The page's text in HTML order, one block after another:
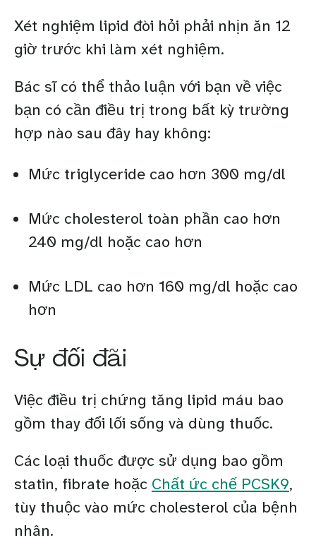
Xét nghiệm lipid đòi hỏi phải nhịn ăn 12
giờ trước khi làm xét nghiệm.
Bác sĩ có thể thảo luận với bạn về việc
bạn có cần điều trị trong bất kỳ trường
hợp nào sau đây hay không:
Mức triglyceride cao hơn 300 mg/dl
Mức cholesterol toàn phần cao hơn
240 mg/dl hoặc cao hơn
Mức LDL cao hơn 160 mg/dl hoặc cao
hơn
Sự đối đãi
Việc điều trị chứng tăng lipid máu bao
gồm thay đổi lối sống và dùng thuốc.
Các loại thuốc được sử dụng bao gồm
statin, fibrate hoặc Chất ức chế PCSK9,
tùy thuộc vào mức cholesterol của bệnh
nhân.